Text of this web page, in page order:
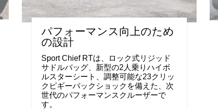
パフォーマンス向上のため
の設計
Sport Chief RTは、ロック式リジッド
サドルバッグ、新型の2人乗りハイボ
ルスターシート、調整可能な23クリッ
クピギーバックショックを備えた、次
世代のパフォーマンスクルーザーで
す。